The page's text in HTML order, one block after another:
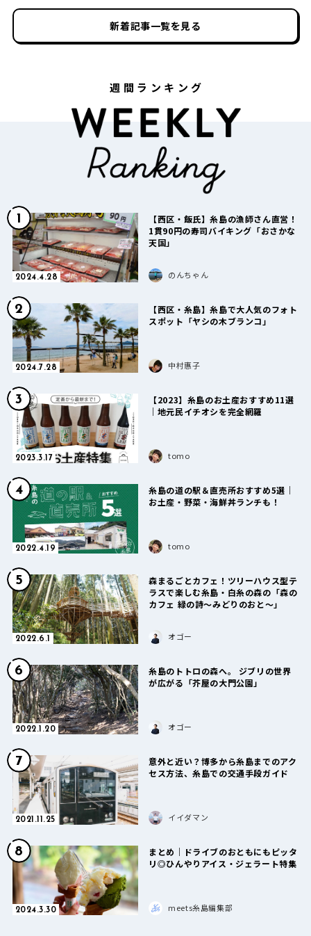
新着記事一覧を見る
週間ランキング
1
2024.4.28
【西区・飯氏】糸島の漁師さん直営！
1貫90円の寿司バイキング「おさかな
天国」
のんちゃん
2
2024.7.28
【西区・糸島】糸島で大人気のフォト
スポット「ヤシの木ブランコ」
中村惠子
3
2023.3.17
【2023】糸島のお土産おすすめ11選
｜地元民イチオシを完全網羅
tomo
4
2022.4.19
糸島の道の駅＆直売所おすすめ5選｜
お土産・野菜・海鮮丼ランチも！
tomo
5
2022.6.1
森まるごとカフェ！ツリーハウス型テ
ラスで楽しむ糸島・白糸の森の「森の
カフェ 緑の詩〜みどりのおと〜」
オゴー
6
2022.1.20
糸島のトトロの森へ。 ジブリの世界
が広がる「芥屋の大門公園」
オゴー
7
2021.11.25
意外と近い？博多から糸島までのアク
セス方法、糸島での交通手段ガイド
イイダマン
8
2024.3.30
まとめ｜ドライブのおともにもピッタ
リ◎ひんやりアイス・ジェラート特集
meets糸島編集部